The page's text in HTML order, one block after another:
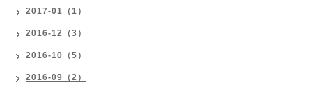
2017-01（1）
2016-12（3）
2016-10（5）
2016-09（2）